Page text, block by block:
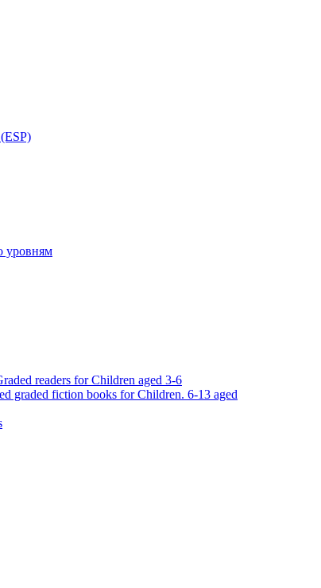
уровням
readers for Children aged 3-6
graded fiction books for Children. 6-13 aged